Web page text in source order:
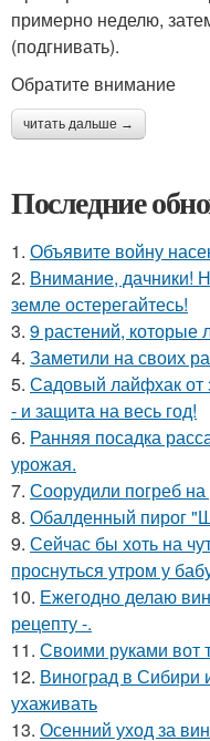
примерно неделю,
(подгнивать).
Обратите внимание
читать дальше →
Последние
1. Объявите войну
2. Внимание, дачники!
земле остерегайтесь!
3. 9 растений, которые
4. Заметили на своих
5. Садовый лайфхак от
- и защита на весь год!
6. Ранняя посадка
урожая.
7. Соорудили погреб на
8. Обалденный пирог
9. Сейчас бы хоть на
проснуться утром у
10. Ежегодно делаю
рецепту -.
11. Своими руками вот
12. Виноград в Сибири
ухаживать
13. Осенний уход за